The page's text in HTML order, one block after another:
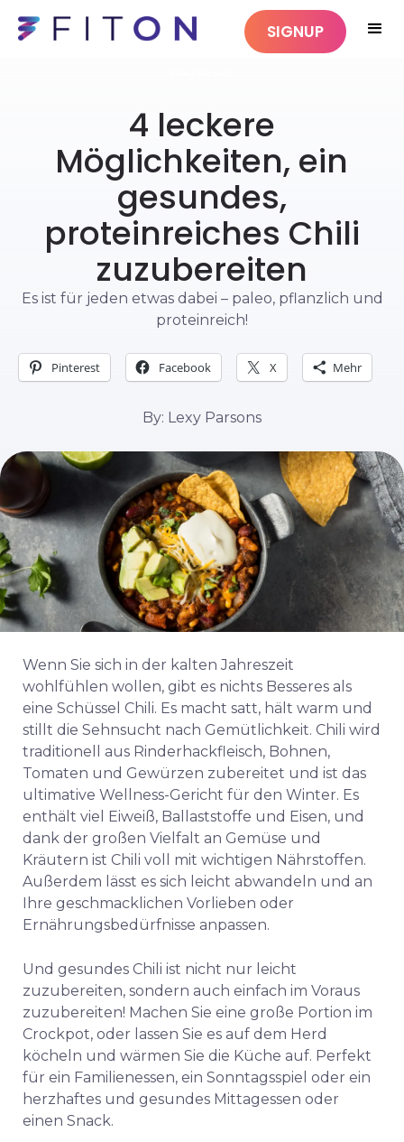
SIGNUP
4 leckere
Möglichkeiten, ein
gesundes,
proteinreiches Chili
zuzubereiten
Es ist für jeden etwas dabei – paleo, pflanzlich und
proteinreich!
Pinterest Facebook X Mehr
By: Lexy Parsons
Wenn Sie sich in der kalten Jahreszeit
wohlfühlen wollen, gibt es nichts Besseres als
eine Schüssel Chili. Es macht satt, hält warm und
stillt die Sehnsucht nach Gemütlichkeit. Chili wird
traditionell aus Rinderhackfleisch, Bohnen,
Tomaten und Gewürzen zubereitet und ist das
ultimative Wellness-Gericht für den Winter. Es
enthält viel Eiweiß, Ballaststoffe und Eisen, und
dank der großen Vielfalt an Gemüse und
Kräutern ist Chili voll mit wichtigen Nährstoffen.
Außerdem lässt es sich leicht abwandeln und an
Ihre geschmacklichen Vorlieben oder
Ernährungsbedürfnisse anpassen.
Und gesundes Chili ist nicht nur leicht
zuzubereiten, sondern auch einfach im Voraus
zuzubereiten! Machen Sie eine große Portion im
Crockpot, oder lassen Sie es auf dem Herd
köcheln und wärmen Sie die Küche auf. Perfekt
für ein Familienessen, ein Sonntagsspiel oder ein
herzhaftes und gesundes Mittagessen oder
einen Snack.